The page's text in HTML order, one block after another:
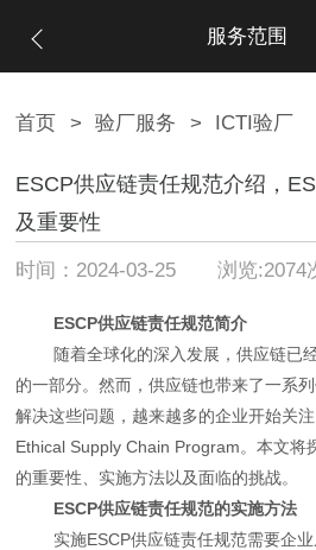
服务范围
首页 > 验厂服务 > ICTI验厂
ESCP供应链责任规范介绍，
及重要性
时间：2024-03-25 浏览:2074
ESCP供应链责任规范简介
随着全球化的深入发展，供应链已经
的一部分。然而，供应链也带来了一系
解决这些问题，越来越多的企业开始关
Ethical Supply Chain Program。本文将
的重要性、实施方法以及面临的挑战。
ESCP供应链责任规范的实施方法
实施ESCP供应链责任规范需要企业